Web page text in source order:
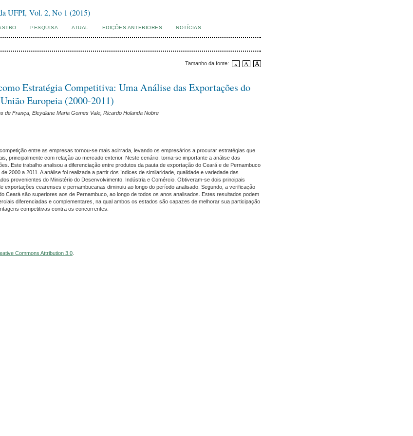
UFPI, Vol. 2, No 1 (2015)
PESQUISA ATUAL EDIÇÕES ANTERIORES NOTÍCIAS
Tamanho da fonte:
Estratégia Competitiva: Uma Análise das Exportações do
Europeia (2000-2011)
de França, Eleydiane Maria Gomes Vale, Ricardo Holanda Nobre
entre as empresas tornou-se mais acirrada, levando os empresários a procurar estratégias que
principalmente com relação ao mercado exterior. Neste cenário, torna-se importante a análise das
Este trabalho analisou a diferenciação entre produtos da pauta de exportação do Ceará e de Pernambuco
2000 a 2011. A análise foi realizada a partir dos índices de similaridade, qualidade e variedade das
provenientes do Ministério do Desenvolvimento, Indústria e Comércio. Obtiveram-se dois principais
exportações cearenses e pernambucanas diminuiu ao longo do período analisado. Segundo, a verificação
Ceará são superiores aos de Pernambuco, ao longo de todos os anos analisados. Estes resultados podem
diferenciadas e complementares, na qual ambos os estados são capazes de melhorar sua participação
competitivas contra os concorrentes.
Commons Attribution 3.0